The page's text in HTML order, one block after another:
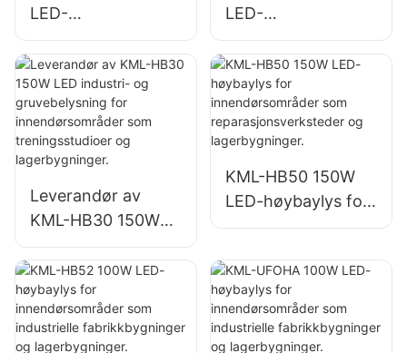
LED-
høybaylysleverand
ør for
innendørsbelysning
i fabrikker,
lagerbygninger osv.
LED-
høybaylysleverand
ør for innendørs
belysning i
fabrikker,
lagerbygninger osv.
Leverandør av
KML-HB30 150W
LED industri- og
gruvebelysning for
innendørsområder
som
treningsstudioer og
KML-HB50 150W
LED-høybaylys for
innendørsområder
reparasjonsverkste
der og
lagerbygninger.